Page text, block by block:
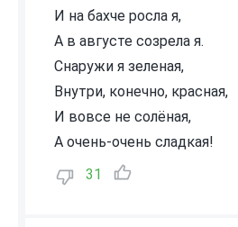
И на бахче росла я,
А в августе созрела я.
Снаружи я зеленая,
Внутри, конечно, красная,
И вовсе не солёная,
А очень-очень сладкая!
31